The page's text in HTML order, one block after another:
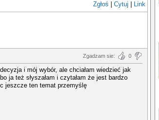
Zgłoś Cytuj Link
Zgadzam sie: 0
i mój wybór, ale chciałam wiedzieć jak
ja też słyszałam i czytałam że jest bardzo
jeszcze ten temat przemyślę